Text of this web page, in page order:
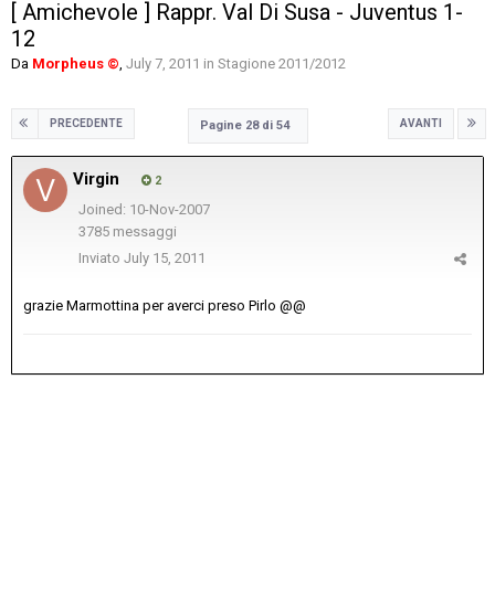
[ Amichevole ] Rappr. Val Di Susa - Juventus 1-
12
Da Morpheus ©, July 7, 2011 in Stagione 2011/2012
PRECEDENTE AVANTI
Pagine 28 di 54
Virgin 2
Joined: 10-Nov-2007
3785 messaggi
Inviato July 15, 2011
grazie Marmottina per averci preso Pirlo @@